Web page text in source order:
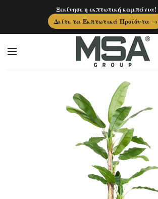
Ξεκίνησε η εκπτωτική καμπάνια!
Δείτε τα Εκπτωτικά Προϊόντα →